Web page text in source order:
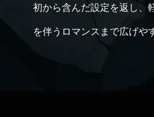
初から含んだ設定を返し、
を伴うロマンスまで広げや